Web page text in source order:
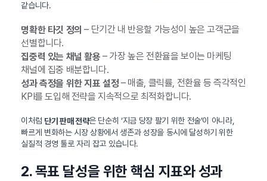
같습니다.
명확한 타깃 정의 – 단기간 내 반응할 가능성이 높은 고객군을
선별합니다.
집중력 있는 채널 활용 – 가장 높은 전환율을 보이는 마케팅
채널에 집중 배분합니다.
성과 측정을 위한 지표 설정 – 매출, 클릭률, 전환율 등 즉각적인
KPI를 도입해 전략을 지속적으로 최적화합니다.
이처럼 단기 판매 전략은 단순히 ‘지금 당장 팔기 위한 전술’이 아니라,
빠르게 변화하는 시장 상황에서 생존과 성장을 동시에 달성하기 위한
실질적 경영 툴로 자리 잡고 있습니다.
2. 목표 달성을 위한 핵심 지표와 성과